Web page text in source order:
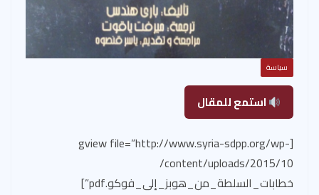
سياسة
استمع للمقال
[gview file=”http://www.syria-sdpp.org/wp-
content/uploads/2015/10/
خطابات_السلطة_من_هوبز_إلى_فوكو.pdf”]